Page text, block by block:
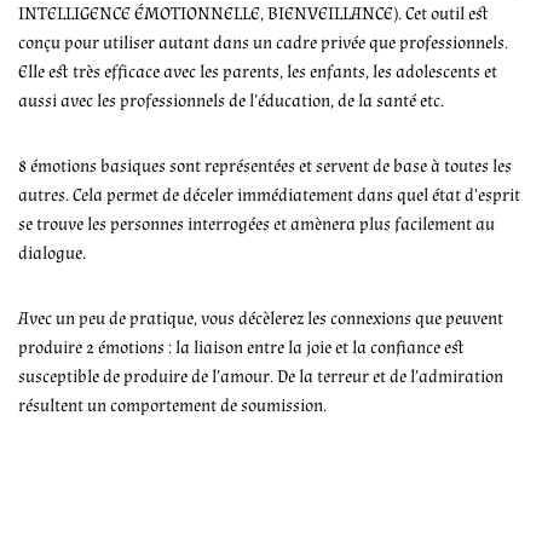
INTELLIGENCE ÉMOTIONNELLE, BIENVEILLANCE). Cet outil est
conçu pour utiliser autant dans un cadre privée que professionnels.
Elle est très efficace avec les parents, les enfants, les adolescents et
aussi avec les professionnels de l’éducation, de la santé etc.
8 émotions basiques sont représentées et servent de base à toutes les
autres. Cela permet de déceler immédiatement dans quel état d’esprit
se trouve les personnes interrogées et amènera plus facilement au
dialogue.
Avec un peu de pratique, vous décèlerez les connexions que peuvent
produire 2 émotions : la liaison entre la joie et la confiance est
susceptible de produire de l’amour. De la terreur et de l’admiration
résultent un comportement de soumission.